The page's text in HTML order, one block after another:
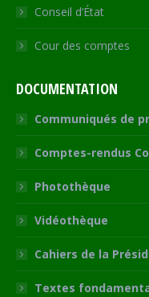
Conseil d’État
Cour des comptes
DOCUMENTATION
Communiqués de
Comptes-rendus
Photothèque
Vidéothèque
Cahiers de la
Textes